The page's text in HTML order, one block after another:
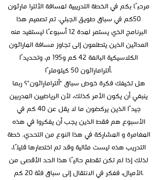
مرحبًا بكم في الخطة التدريبية لمسافة الألترا مارثون
50كم في سباق طويق الجبلي. تم تصميم هذا
البرنامج الذي يستمر لمدة 12 أسبوعًا ليستفيد منه
العدائين الذين يتطلعون إلى تجاوز مسافة الماراثون
الكلاسيكية البالغة 42 كم و195 م، وتحديدًا
ألتراماراثون 50 كيلومترًا.
هل تخيفك فكرة خوض سباق "ألتراماراثون"؟ ربما
ينبغي أن يكون الأمر كذلك، لأن الرياضيين المدربين
جيدًا الذين يركضون ما لا يقل عن 40 كم في
الأسبوع هم فقط الذين يجب أن يفكروا في هذه
المغامرة و المشاركة في هذا النوع من التحدي. خطة
التدريب هذه ليست مثالية وقد تم اختصارها قليلًا،
لذلك إذا لم تكن تقطع حاليًا هذا الحد الأقصى من
الأميال، ففكر في الانتقال إلى سباق فئة 20 كم.